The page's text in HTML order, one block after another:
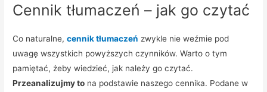
Cennik tłumaczeń – jak go czytać
Co naturalne,cennik tłumaczeń zwykle nie weźmie pod
uwagę wszystkich powyższych czynników. Warto o tym
pamiętać, żeby wiedzieć, jak należy go czytać.
Przeanalizujmy to na podstawie naszego cennika. Podane w